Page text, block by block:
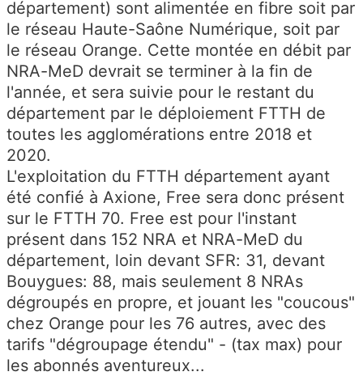
département) sont alimentée en fibre soit par
le réseau Haute-Saône Numérique, soit par
le réseau Orange. Cette montée en débit par
NRA-MeD devrait se terminer à la fin de
l'année, et sera suivie pour le restant du
département par le déploiement FTTH de
toutes les agglomérations entre 2018 et
2020.
L'exploitation du FTTH département ayant
été confié à Axione, Free sera donc présent
sur le FTTH 70. Free est pour l'instant
présent dans 152 NRA et NRA-MeD du
département, loin devant SFR: 31, devant
Bouygues: 88, mais seulement 8 NRAs
dégroupés en propre, et jouant les "coucous"
chez Orange pour les 76 autres, avec des
tarifs "dégroupage étendu" - (tax max) pour
les abonnés aventureux...